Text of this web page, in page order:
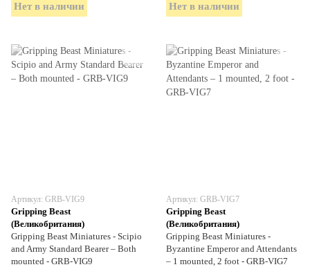
Нет в наличии Нет в наличии
Артикул: GRB-VIG9
Gripping Beast
(Великобритания)
Gripping Beast Miniatures - Scipio
and Army Standard Bearer – Both
mounted - GRB-VIG9
Артикул: GRB-VIG7
Gripping Beast
(Великобритания)
Gripping Beast Miniatures -
Byzantine Emperor and Attendants
– 1 mounted, 2 foot - GRB-VIG7